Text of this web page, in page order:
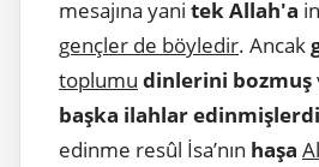
mesajına yani tek Allah'a
gençler de böyledir. Ancak
toplumu dinlerini bozmuş
başka ilahlar
edinme resûl İsa’nın haşa